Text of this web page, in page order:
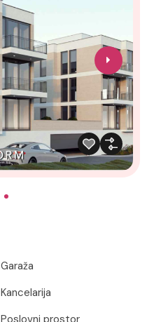
Garaža
Kancelarija
Poslovni prostor